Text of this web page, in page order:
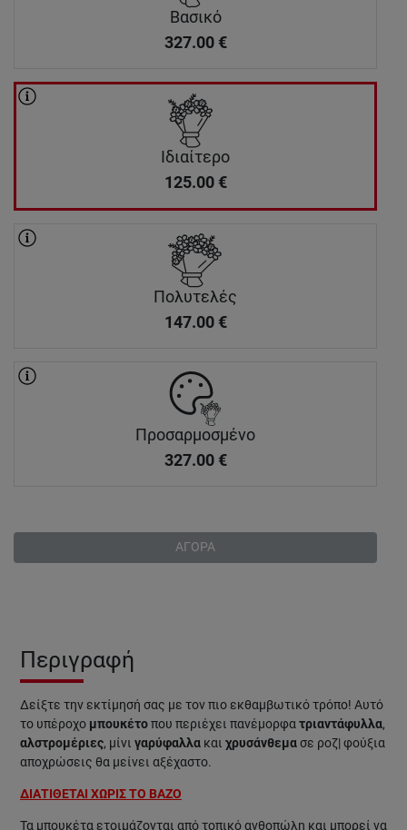
Βασικό
327.00 €
Ιδιαίτερο
125.00 €
Πολυτελές
147.00 €
Προσαρμοσμένο
327.00 €
ΑΓΟΡΑ
Περιγραφή
Δείξτε την εκτίμησή σας με τον πιο εκθαμβωτικό τρόπο! Αυτό
το υπέροχο μπουκέτοπου περιέχει πανέμορφα τριαντάφυλλα,
αλστρομέριες, μίνι γαρύφαλλα και χρυσάνθεμασε ροζ| φούξια
αποχρώσεις θα μείνει αξέχαστο.
ΔΙΑΤΙΘΕΤΑΙ ΧΩΡΙΣ ΤΟ ΒΑΖΟ
Τα μπουκέτα ετοιμάζονται από τοπικό ανθοπώλη και μπορεί να